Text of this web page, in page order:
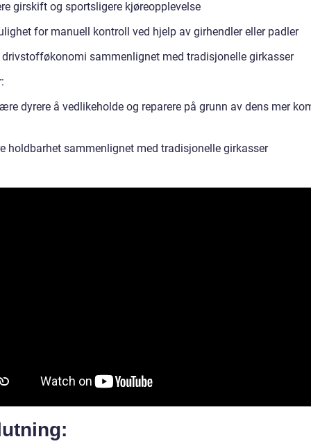
girskift og sportsligere kjøreopplevelse
for manuell kontroll ved hjelp av girhendler eller padler
drivstofføkonomi sammenlignet med tradisjonelle girkasser
dyrere å vedlikeholde og reparere på grunn av dens mer
holdbarhet sammenlignet med tradisjonelle girkasser